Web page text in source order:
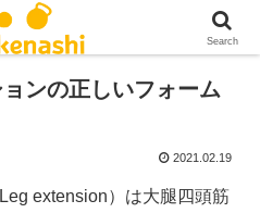
ンの正しいフォーム
2021.02.19
extension）は大腿四頭筋
Search